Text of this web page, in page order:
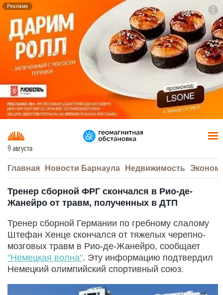
Реклама
9 августа
Главная Новости Барнаула Недвижимость
Тренер сборной ФРГ скончался в Рио-де-
Жанейро от травм, полученных в ДТП
Тренер сборной Германии по гребному слалому
Штефан Хенце скончался от тяжелых черепно-
мозговых травм в Рио-де-Жанейро, сообщает
"Немецкая волна". Эту информацию подтвердил
Немецкий олимпийский спортивный союз.